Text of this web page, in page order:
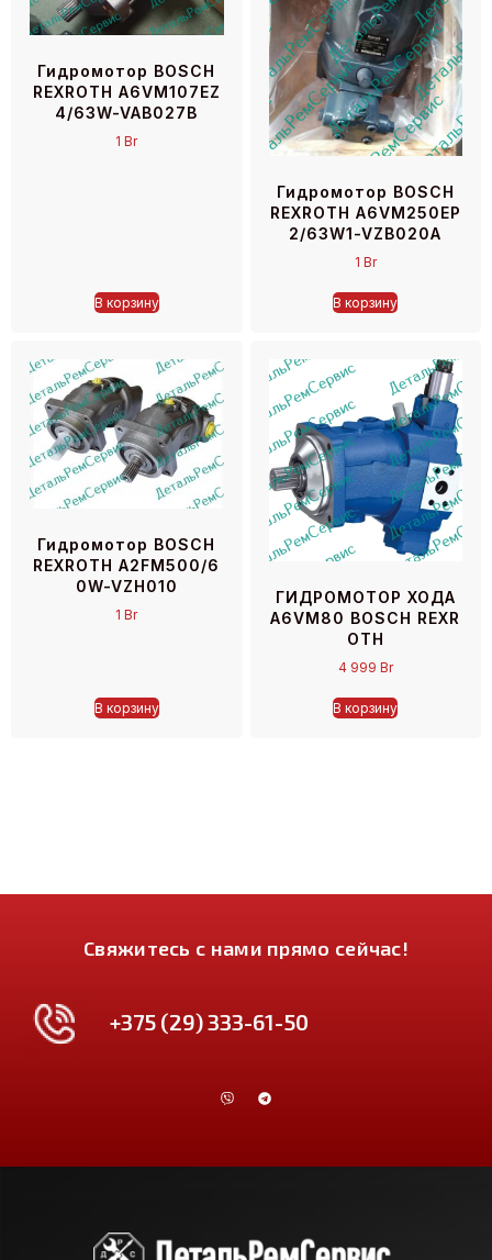
Гидромотор BOSCH
REXROTH A6VM107EZ
4/63W-VAB027B
1Br
В корзину
Гидромотор BOSCH
REXROTH A6VM250EP
2/63W1-VZB020A
1 Br
В корзину
Гидромотор BOSCH
REXROTH A2FM500/6
0W-VZH010
1Br
В корзину
ГИДРОМОТОР ХОДА
A6VM80 BOSCH REXR
OTH
4 999 Br
В корзину
Свяжитесь с нами прямо сейчас!
+375 (29) 333-61-50